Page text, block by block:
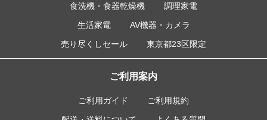
食洗機・食器乾燥機
調理家電
生活家電
AV機器・カメラ
売り尽くしセール
東京都23区限定
ご利用案内
ご利用ガイド
ご利用規約